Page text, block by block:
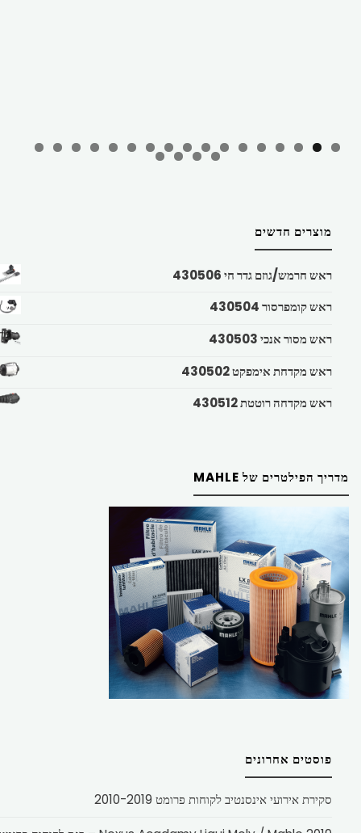
מוצרים חדשים
ראש חרמש/גוזם גדר חי 430506
ראש קומפרסור 430504
ראש מסור אנכי 430503
ראש מקדחת אימפקט 430502
ראש מקדחה רוטטת 430512
מדריך הפילטרים של MAHLE
פוסטים אחרונים
סקירת אירועי אינסנטיב לקוחות פרומט 2010-2019